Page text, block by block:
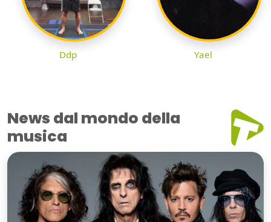
Ddp Yael
News dal mondo della
musica